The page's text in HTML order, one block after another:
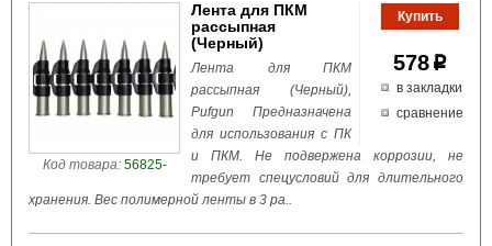
578 p
в закладки
сравнение
Код товара:56825-
Лента для ПКМ
рассыпная
(Черный)
Лента для ПКМ
рассыпная (Черный),
Pufgun Предназначена
для использования с ПК
и ПКМ. Не подвержена коррозии, не
требует спецусловий для длительного
хранения. Вес полимерной ленты в 3 ра..